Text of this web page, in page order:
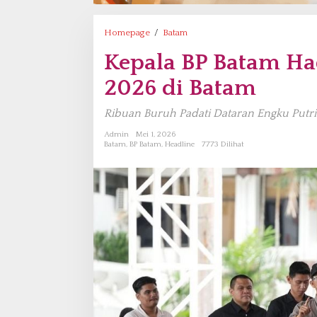
Homepage / Batam
p
B
B
t
m
a
d
r
i
P
Kepala BP Batam
2026 di Batam
Ribuan Buruh Padati Dataran Engku Putri
Admin
Mei 1, 2026
Batam, BP Batam, Headline 7773 Dilihat